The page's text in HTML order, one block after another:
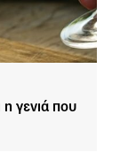
γενιά που